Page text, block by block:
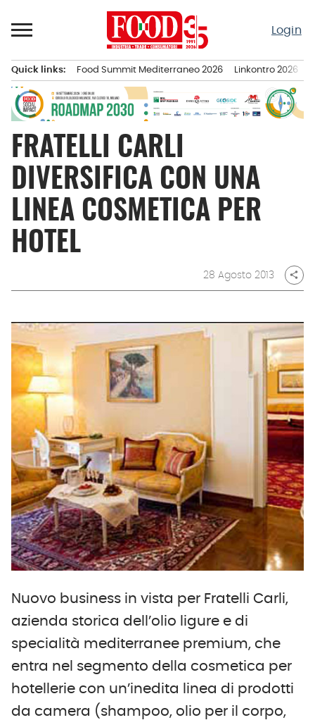
al
Login
principale
Quick links: Food Summit Mediterraneo 2026 Linkontro 2026
FRATELLI CARLI
DIVERSIFICA CON UNA
LINEA COSMETICA PER
HOTEL
28 Agosto 2013 share
Nuovo business in vista per Fratelli Carli,
azienda storica dell’olio ligure e di
specialità mediterranee premium, che
entra nel segmento della cosmetica per
hotellerie con un’inedita linea di prodotti
da camera (shampoo, olio per il corpo,